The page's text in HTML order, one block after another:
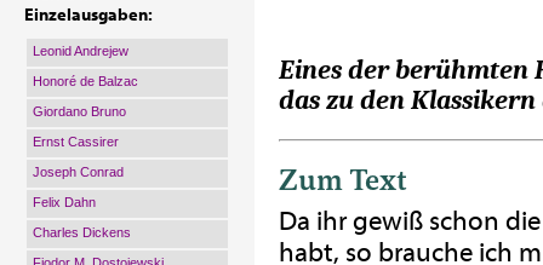
Einzelausgaben:
Leonid Andrejew
Honoré de Balzac
Giordano Bruno
Ernst Cassirer
Joseph Conrad
Felix Dahn
Charles Dickens
Eines der berühmten
das zu den
Zum Text
Da ihr gewiß schon
habt, so brauche ich